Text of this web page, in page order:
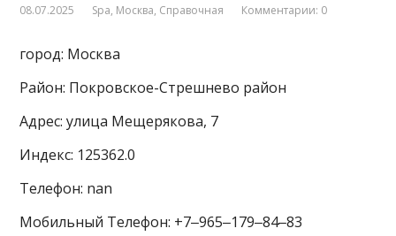
08.07.2025 Spa, Москва, Справочная Комментарии: 0
город: Москва
Район: Покровское-Стрешнево район
Адрес: улица Мещерякова, 7
Индекс: 125362.0
Телефон: nan
Мобильный Телефон: +7‒965‒179‒84‒83